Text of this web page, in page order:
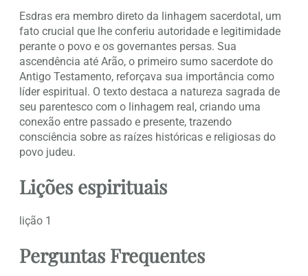
Esdras era membro direto da linhagem sacerdotal, um
fato crucial que lhe conferiu autoridade e legitimidade
perante o povo e os governantes persas. Sua
ascendência até Arão, o primeiro sumo sacerdote do
Antigo Testamento, reforçava sua importância como
líder espiritual. O texto destaca a natureza sagrada de
seu parentesco com o linhagem real, criando uma
conexão entre passado e presente, trazendo
consciência sobre as raízes históricas e religiosas do
povo judeu.
Lições espirituais
lição 1
Perguntas Frequentes